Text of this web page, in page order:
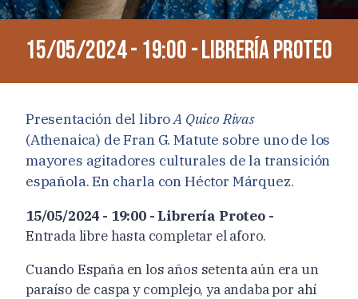
15/05/2024 - 19:00 - Librería Proteo
Presentación del libroA Quico Rivas
(Athenaica) de Fran G. Matute sobre uno de los
mayores agitadores culturales de la transición
española. En charla con Héctor Márquez.
15/05/2024 - 19:00 - Librería Proteo -
Entrada libre hasta completar el aforo.
Cuando España en los años setenta aún era un
paraíso de caspa y complejo, ya andaba por ahí